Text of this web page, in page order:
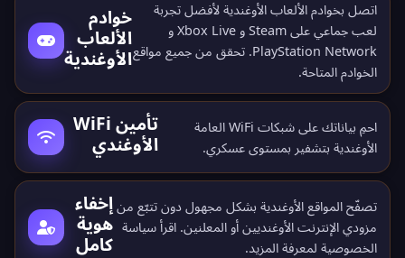
خوادم
الألعاب
الأوغندية
اتصل بخوادم الألعاب الأوغندية لأفضل تجربة
لعب جماعي على Steam و Xbox Live و
PlayStation Network. تحقق من جميع
مواقع
الخوادم المتاحة.
تأمين WiFi
الأوغندي
احمِ بياناتك على شبكات WiFi العامة
الأوغندية بتشفير بمستوى عسكري.
إخفاء
هوية
كامل
تصفّح المواقع الأوغندية بشكل مجهول دون تتبّع من
مزودي الإنترنت الأوغنديين أو المعلنين. اقرأ سياسة
الخصوصية لمعرفة المزيد.